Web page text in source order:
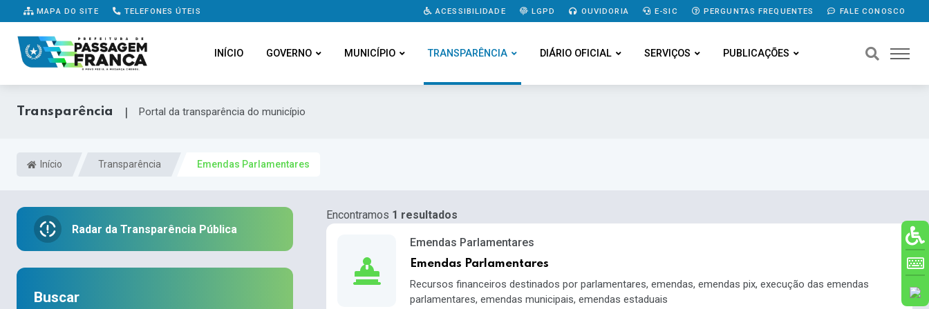
MAPA DO SITE TELEFONES ÚTEIS ACESSIBILIDADE LGPD OUVIDORIA E-SIC PERGUNTAS FREQUENTES FALE CONOSCO
INÍCIO GOVERNO MUNICÍPIO TRANSPARÊNCIA DIÁRIO OFICIAL SERVIÇOS PUBLICAÇÕES
Transparência | Portal da transparência do município
Início Transparência Emendas Parlamentares
Radar da Transparência Pública
Buscar
Encontramos 1 resultados
Emendas Parlamentares
Emendas Parlamentares
Recursos financeiros destinados por parlamentares, emendas, emendas pix, execução das emendas
parlamentares, emendas municipais, emendas estaduais